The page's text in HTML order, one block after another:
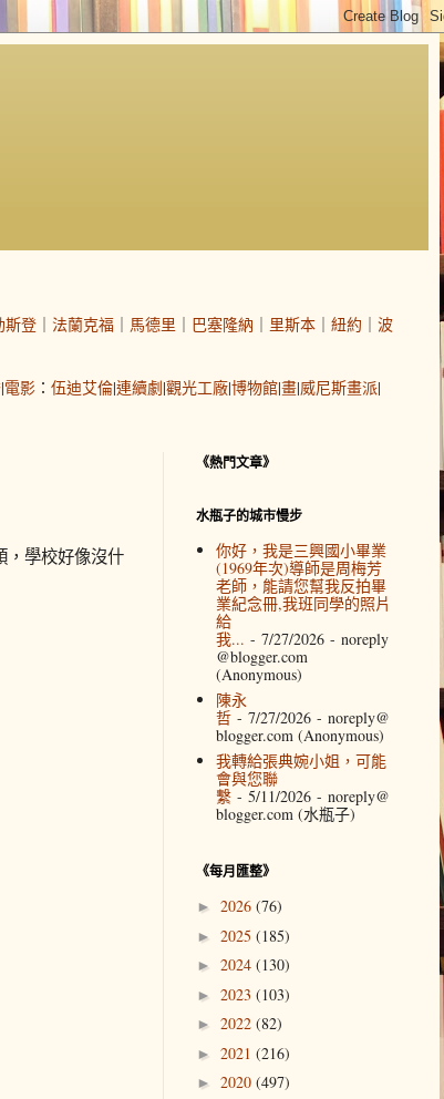
斯登 ｜ 法蘭克福 ｜ 馬德里 ｜ 巴塞隆納 ｜ 里斯本 ｜ 紐約 ｜ 波
|電影 ： 伍迪艾倫|連續劇|觀光工廠|博物館|畫|威尼斯畫派|
，學校好像沒什
《熱門文章》
水瓶子的城市慢步
你好，我是三興國小畢業
(1969年次)導師是周梅芳
老師，能請您幫我反拍畢
業紀念冊,我班同學的照片
給
我... - 7/27/2026- noreply
@blogger.com
(Anonymous)
陳永
哲- 7/27/2026- noreply@
blogger.com (Anonymous)
我轉給張典婉小姐，可能
會與您聯
繫- 5/11/2026- noreply@
blogger.com (水瓶子)
《每月匯整》
► 2026 (76)
► 2025 (185)
► 2024 (130)
► 2023 (103)
► 2022 (82)
► 2021 (216)
► 2020 (497)